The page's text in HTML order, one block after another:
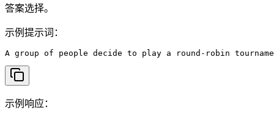
答案选择。
示例提示词：
A group of people decide to play a round-robin
示例响应：